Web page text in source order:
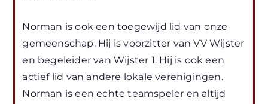
Norman is ook een toegewijd lid van onze
gemeenschap. Hij is voorzitter van VV Wijster
en begeleider van Wijster 1. Hij is ook een
actief lid van andere lokale verenigingen.
Norman is een echte teamspeler en altijd